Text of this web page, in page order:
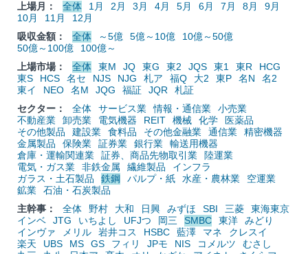
上場月：
全体 1月 2月 3月 4月 5月 6月 7月 8月
9月
10月
11月
12月
吸収金額：
全体 ～5億 5億～10億
10億～50億
50億～100億
100億～
上場市場：
全体 東M JQ 東G 東2 JQS 東1 東R
HCG
東S
HCS 名セ NJS NJG 札ア 福Q 大2 東P 名N
名2
東イ
NEO 名M JQG 福証 JQR
札証
セクター：
全体 サービス業 情報・通信業
小売業
不動産業
卸売業 電気機器 REIT 機械 化学
医薬品
その他製品
建設業 食料品 その他金融業 通信業
精密機器
金属製品
保険業 証券業 銀行業
輸送用機器
倉庫・運輸関連業
証券、商品先物取引業
陸運業
電気・ガス業
非鉄金属 繊維製品
インフラ
ガラス・土石製品
鉄鋼 パルプ・紙 水産・農林業
空運業
鉱業
石油・石炭製品
主幹事：
全体 野村 大和 日興 みずほ SBI 三菱
東海東京
インベ
JTG いちよし UFJつ 岡三 SMBC 東洋
みどり
インヴァ
メリル 岩井コス HSBC 藍澤 マネ
クレスイ
楽天
UBS MS GS フィリ JPモ NIS コメルツ
むさし